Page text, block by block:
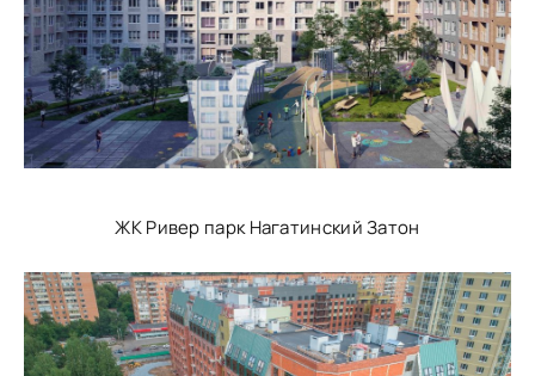
ЖК Ривер парк Нагатинский Затон